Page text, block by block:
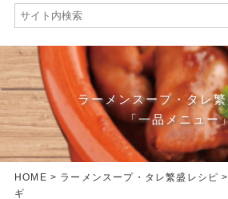
ラーメンスープ・タレ
「一品メニュー
HOME > ラーメンスープ・タレ繁盛レシピ
ギ